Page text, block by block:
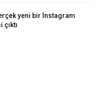
yeni bir Instagram
çıktı